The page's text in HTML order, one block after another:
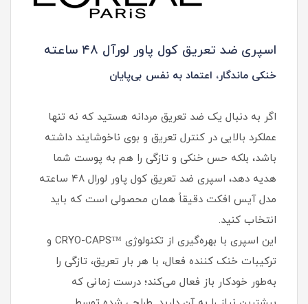
اسپری ضد تعریق کول پاور لورآل ۴۸ ساعته
خنکی ماندگار، اعتماد به نفس بی‌پایان
اگر به دنبال یک ضد تعریق مردانه هستید که نه تنها
عملکرد بالایی در کنترل تعریق و بوی ناخوشایند داشته
باشد، بلکه حس خنکی و تازگی را هم به پوست شما
هدیه دهد، اسپری ضد تعریق کول پاور لورال ۴۸ ساعته
مدل آیس افکت دقیقاً همان محصولی است که باید
انتخاب کنید.
این اسپری با بهره‌گیری از تکنولوژی ™CRYO-CAPS و
ترکیبات خنک کننده فعال، با هر بار تعریق، تازگی را
به‌طور خودکار باز فعال می‌کند؛ درست زمانی که